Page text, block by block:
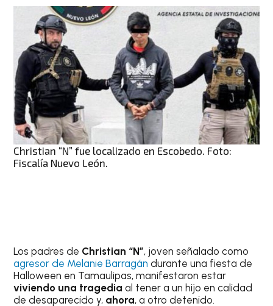
Christian “N” fue localizado en Escobedo. Foto:
Fiscalía Nuevo León.
Los padres de Christian “N”, joven señalado como
agresor de Melanie Barragán durante una fiesta de
Halloween en Tamaulipas, manifestaron estar
viviendo una tragedia al tener a un hijo en calidad
de desaparecido y, ahora, a otro detenido.